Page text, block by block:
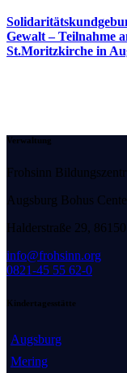
Gewalt – Teilnahme
St.Moritzkirche in
Verwaltung
Frohsinn
Augsburg Bohus
Halderstraße 29,
info@frohsinn.org
0821-45 55 62-0
Kindertagesstätte
Augsburg
Mering